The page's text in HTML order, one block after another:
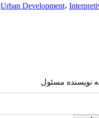
Urban Development،
نویسنده مسئول